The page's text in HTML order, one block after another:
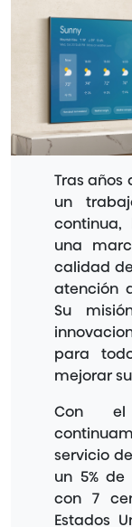
Tras años
un
continua,
una
calidad
atención
Su
para
mejorar
Con
servicio
un 5% de
con 7
Estados